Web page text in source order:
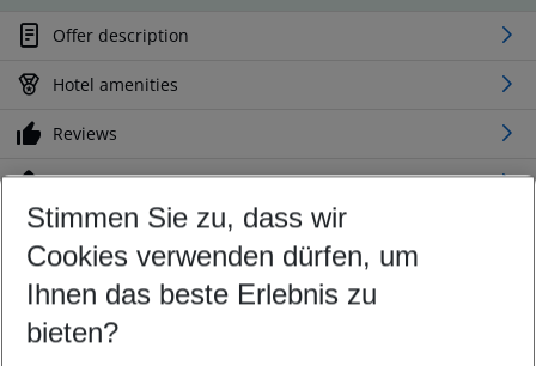
Offer description
Hotel amenities
Reviews
Location
Customize your offer
Find the perfect deal which suits your best
Your departure airport
Any airport
Stimmen Sie zu, dass wir
Cookies verwenden dürfen, um
Ihnen das beste Erlebnis zu
bieten?